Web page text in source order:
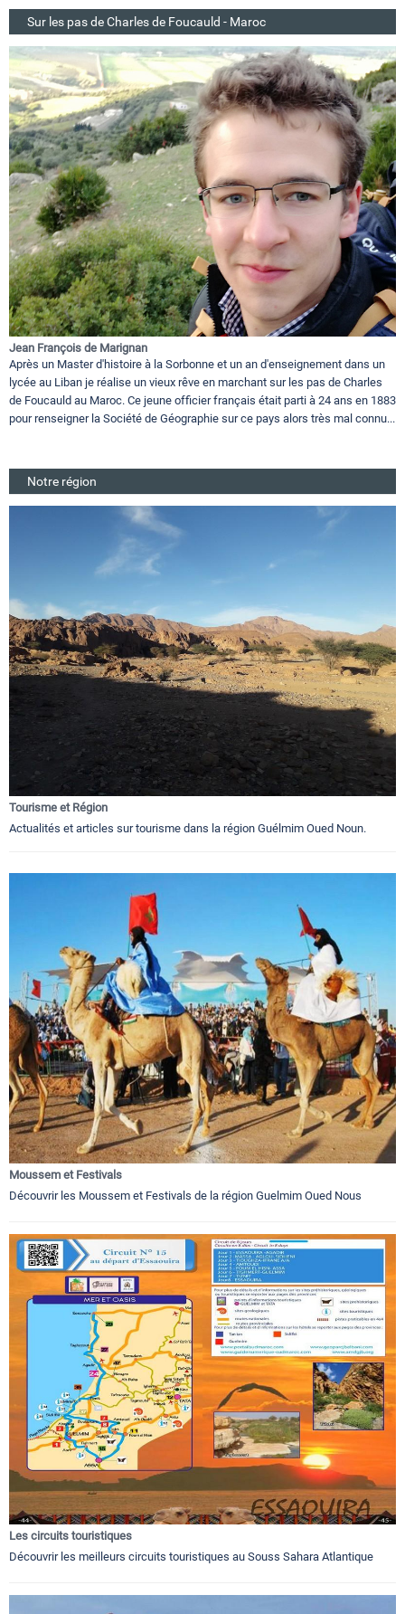
Sur les pas de Charles de Foucauld - Maroc
Jean François de Marignan
Après un Master d'histoire à la Sorbonne et un an d'enseignement dans un
lycée au Liban je réalise un vieux rêve en marchant sur les pas de Charles
de Foucauld au Maroc. Ce jeune officier français était parti à 24 ans en 1883
pour renseigner la Société de Géographie sur ce pays alors très mal connu...
Notre région
Tourisme et Région
Actualités et articles sur tourisme dans la région Guélmim Oued Noun.
Moussem et Festivals
Découvrir les Moussem et Festivals de la région Guelmim Oued Nous
Les circuits touristiques
Découvrir les meilleurs circuits touristiques au Souss Sahara Atlantique